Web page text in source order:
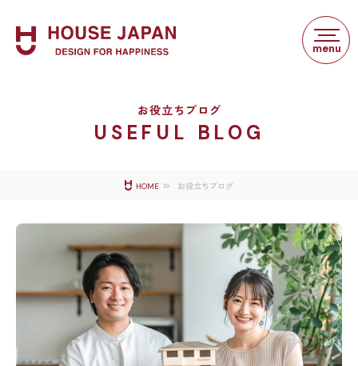
お役立ちブログ
USEFUL BLOG
HOME お役立ちブログ